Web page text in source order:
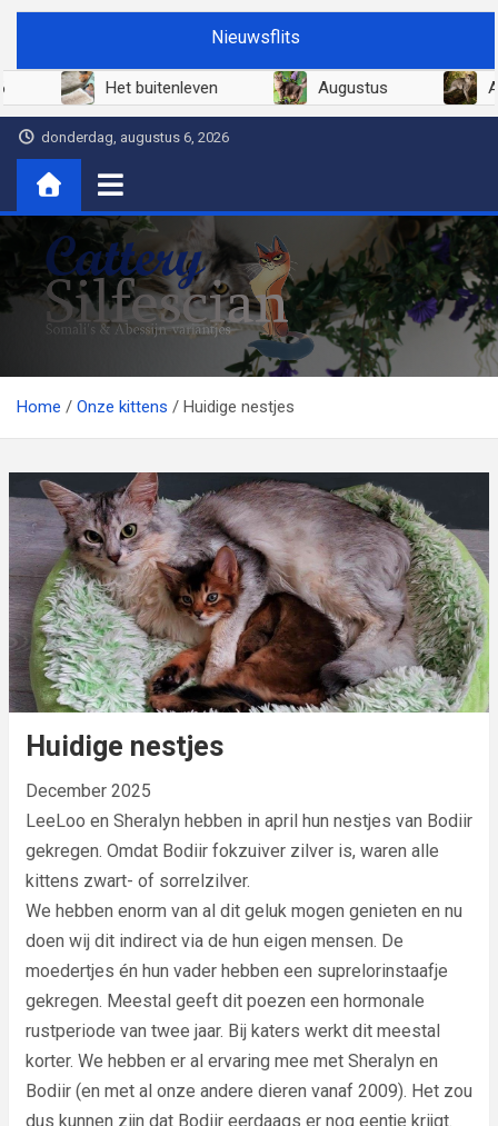
Ga
de
inhoud
Nieuwsflits
Juni 2026 Het buitenleven
donderdag, augustus 6, 2026
Cattery Silfescian
Somali's en soms Abessijn-variantjes
Home
Onze kittens Huidige nestjes
Huidige nestjes
December 2025
LeeLoo en Sheralyn hebben in april hun nestjes van Bodiir
gekregen. Omdat Bodiir fokzuiver zilver is, waren alle
kittens zwart- of sorrelzilver.
We hebben enorm van al dit geluk mogen genieten en nu
doen wij dit indirect via de hun eigen mensen. De
moedertjes én hun vader hebben een suprelorinstaafje
gekregen. Meestal geeft dit poezen een hormonale
rustperiode van twee jaar. Bij katers werkt dit meestal
korter. We hebben er al ervaring mee met Sheralyn en
Bodiir (en met al onze andere dieren vanaf 2009). Het zou
dus kunnen zijn dat Bodiir eerdaags er nog eentje krijgt.